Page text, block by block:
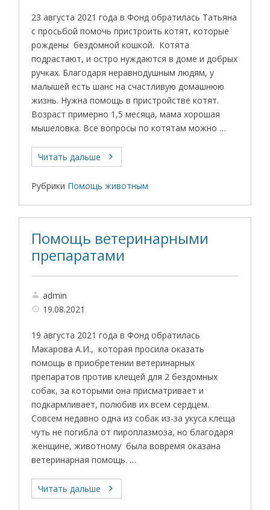
23 августа 2021 года в Фонд обратилась Татьяна
с просьбой помочь пристроить котят, которые
рождены бездомной кошкой. Котята
подрастают, и остро нуждаются в доме и добрых
ручках. Благодаря неравнодушным людям, у
малышей есть шанс на счастливую домашнюю
жизнь. Нужна помощь в пристройстве котят.
Возраст примерно 1,5 месяца, мама хорошая
мышеловка. Все вопросы по котятам можно …
Читать дальше
Рубрики Помощь животным
Помощь ветеринарными
препаратами
admin
19.08.2021
19 августа 2021 года в Фонд обратилась
Макарова А.И., которая просила оказать
помощь в приобретении ветеринарных
препаратов против клещей для 2 бездомных
собак, за которыми она присматривает и
подкармливает, полюбив их всем сердцем.
Совсем недавно одна из собак из-за укуса клеща
чуть не погибла от пироплазмоза, но благодаря
женщине, животному была вовремя оказана
ветеринарная помощь. …
Читать дальше